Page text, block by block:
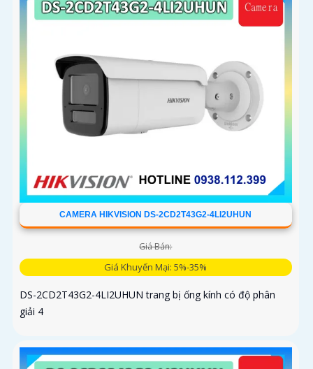
CAMERA HIKVISION DS-2CD2T43G2-4LI2UHUN
Giá Bán:
Giá Khuyến Mại: 5%-35%
DS-2CD2T43G2-4LI2UHUN trang bị ống kính có độ phân
giải 4